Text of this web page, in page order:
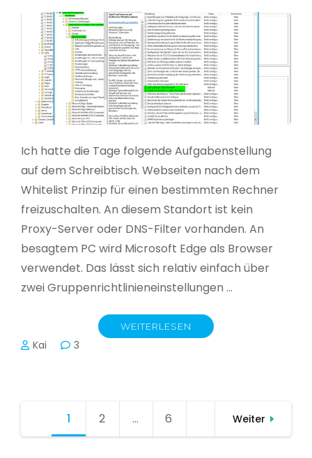
Ich hatte die Tage folgende Aufgabenstellung
auf dem Schreibtisch. Webseiten nach dem
Whitelist Prinzip für einen bestimmten Rechner
freizuschalten. An diesem Standort ist kein
Proxy-Server oder DNS-Filter vorhanden. An
besagtem PC wird Microsoft Edge als Browser
verwendet. Das lässt sich relativ einfach über
zwei Gruppenrichtlinieneinstellungen …
WEITERLESEN
Kai 3
Seitennummerierung
1 Seite
2 … Seite
6 Weiter